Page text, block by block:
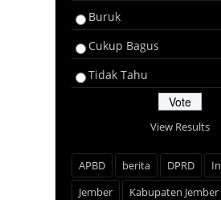
Buruk
Cukup Bagus
Tidak Tahu
View Results
APBD berita DPRD
Jember
Kabupaten Jember